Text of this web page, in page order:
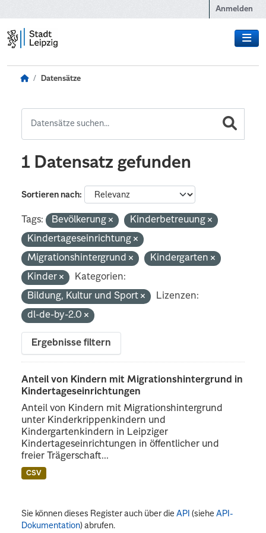
Anmelden
Datensätze
1 Datensatz gefunden
Sortieren nach
Tags: Bevölkerung
Kinderbetreuung
Kindertageseinrichtung
Migrationshintergrund
Kindergarten
Kinder
Kategorien:
Bildung, Kultur und Sport
Lizenzen:
dl-de-by-2.0
Ergebnisse filtern
Anteil von Kindern mit Migrationshintergrund in
Kindertageseinrichtungen
Anteil von Kindern mit Migrationshintergrund
unter Kinderkrippenkindern und
Kindergartenkindern in Leipziger
Kindertageseinrichtungen in öffentlicher und
freier Trägerschaft...
CSV
Sie können dieses Register auch über dieAPI (sieheAPI-
Dokumentation) abrufen.